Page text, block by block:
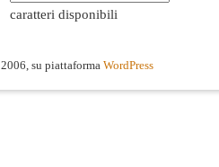
caratteri disponibili
2006, su piattaforma WordPress